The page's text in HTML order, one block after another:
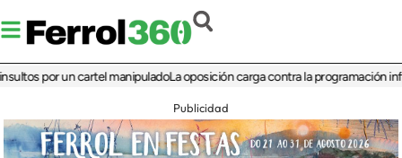
por un cartel manipuladoLa oposición carga contra la programación infantil
Publicidad